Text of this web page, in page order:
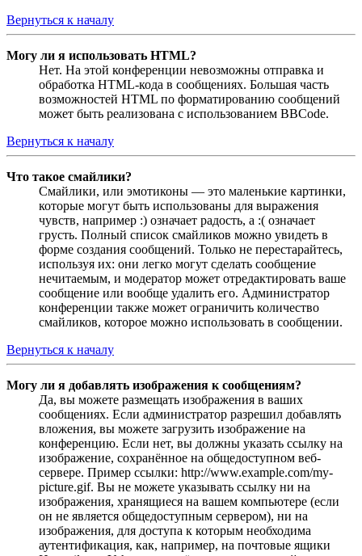
Вернуться к началу
Могу ли я использовать HTML?
Нет. На этой конференции невозможны отправка и
обработка HTML-кода в сообщениях. Большая часть
возможностей HTML по форматированию сообщений
может быть реализована с использованием BBCode.
Вернуться к началу
Что такое смайлики?
Смайлики, или эмотиконы — это маленькие картинки,
которые могут быть использованы для выражения
чувств, например :) означает радость, а :( означает
грусть. Полный список смайликов можно увидеть в
форме создания сообщений. Только не перестарайтесь,
используя их: они легко могут сделать сообщение
нечитаемым, и модератор может отредактировать ваше
сообщение или вообще удалить его. Администратор
конференции также может ограничить количество
смайликов, которое можно использовать в сообщении.
Вернуться к началу
Могу ли я добавлять изображения к сообщениям?
Да, вы можете размещать изображения в ваших
сообщениях. Если администратор разрешил добавлять
вложения, вы можете загрузить изображение на
конференцию. Если нет, вы должны указать ссылку на
изображение, сохранённое на общедоступном веб-
сервере. Пример ссылки: http://www.example.com/my-
picture.gif. Вы не можете указывать ссылку ни на
изображения, хранящиеся на вашем компьютере (если
он не является общедоступным сервером), ни на
изображения, для доступа к которым необходима
аутентификация, как, например, на почтовые ящики